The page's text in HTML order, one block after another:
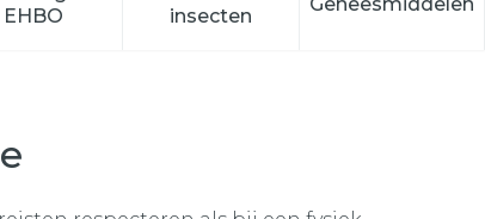
Natuur geneeskunde categorie
EHBOToon submenu voor Thuiszorg en EHBO
insectenToon submenu voor Dieren
Toon